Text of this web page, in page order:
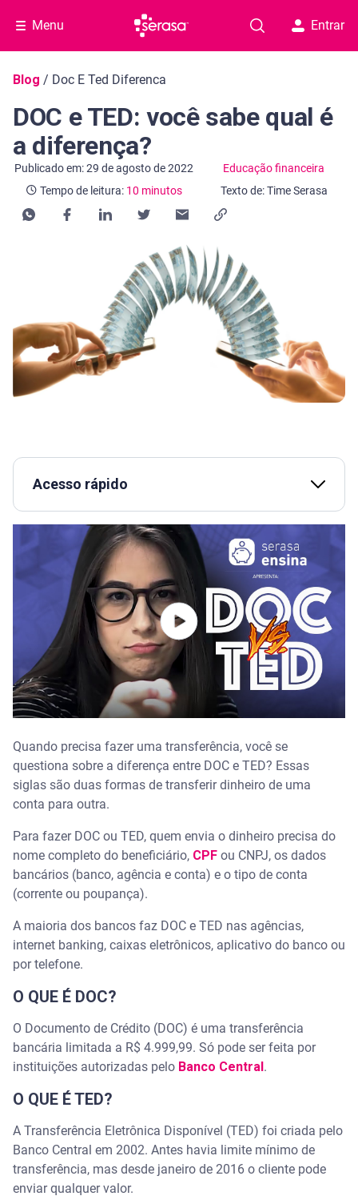
Menu Entrar
Navegação do blog
Blog / Doc E Ted Diferenca
DOC e TED: você sabe qual é
a diferença?
Publicado em: 29 de agosto de 2022 Educação financeira
Categoria Educação financeira
Tempo de leitura: 10 minutos
Tempo de leitura: 10 minutos
Texto de: Time Serasa
Acesso rápido
O QUE É DOC?
O QUE É TED?
QUAL CHEGA ANTES NA CONTA?
QUAL CUSTA MAIS CARO?
POSSO AGENDAR E CANCELAR?
Quando precisa fazer uma transferência, você se
questiona sobre a diferença entre DOC e TED? Essas
siglas são duas formas de transferir dinheiro de uma
conta para outra.
Para fazer DOC ou TED, quem envia o dinheiro precisa do
nome completo do beneficiário, CPF ou CNPJ, os dados
bancários (banco, agência e conta) e o tipo de conta
(corrente ou poupança).
A maioria dos bancos faz DOC e TED nas agências,
internet banking, caixas eletrônicos, aplicativo do banco ou
por telefone.
O QUE É DOC?
O Documento de Crédito (DOC) é uma transferência
bancária limitada a R$ 4.999,99. Só pode ser feita por
instituições autorizadas pelo Banco Central .
O QUE É TED?
A Transferência Eletrônica Disponível (TED) foi criada pelo
Banco Central em 2002. Antes havia limite mínimo de
transferência, mas desde janeiro de 2016 o cliente pode
enviar qualquer valor.